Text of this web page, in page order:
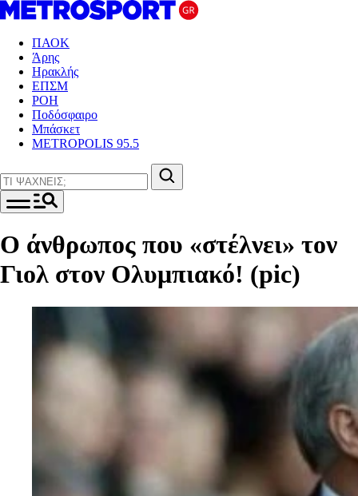
ΠΑΟΚ
Άρης
Ηρακλής
ΕΠΣΜ
ΡΟΗ
Ποδόσφαιρο
Μπάσκετ
METROPOLIS 95.5
Ο άνθρωπος που «στέλνει» τον
Γιολ στον Ολυμπιακό! (pic)